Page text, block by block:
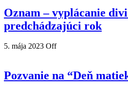
Oznam – vyplácanie
predchádzajúci rok
5. mája 2023 Off
Pozvanie na “Deň